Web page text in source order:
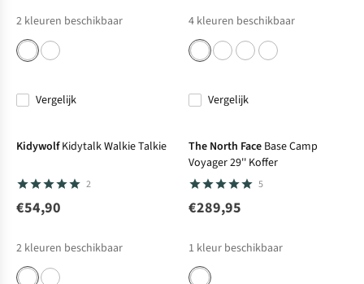
2 kleuren beschikbaar
Vergelijk
4 kleuren beschikbaar
Vergelijk
Kidywolf Kidytalk Walkie Talkie
2
€54,90
2 kleuren beschikbaar
The North Face Base Camp
Voyager 29'' Koffer
5
€289,95
1 kleur beschikbaar